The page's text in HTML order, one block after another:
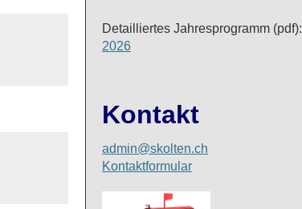
Detailliertes Jahresprogramm (pdf):
2026
Kontakt
admin@skolten.ch
Kontaktformular